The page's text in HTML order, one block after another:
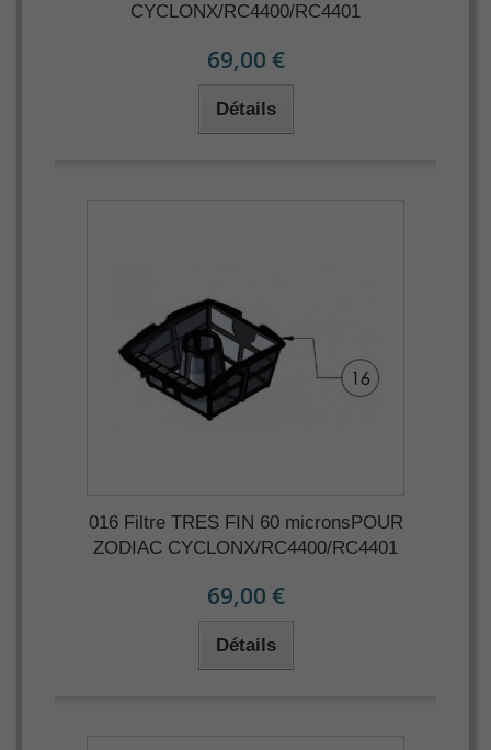
CYCLONX/RC4400/RC4401
69,00 €
Détails
016 Filtre TRES FIN 60 micronsPOUR
ZODIAC CYCLONX/RC4400/RC4401
69,00 €
Détails